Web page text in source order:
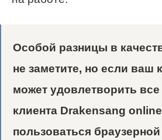
Особой разницы в
не заметите, но если ваш
может удовлетворить
клиента Drakensang
пользоваться